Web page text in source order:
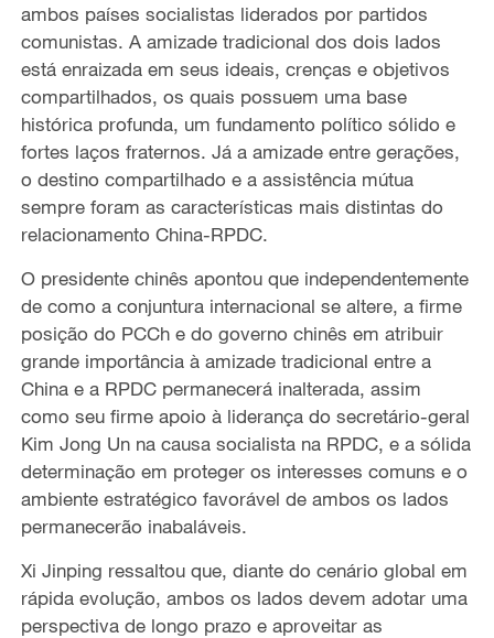
ambos países socialistas liderados por partidos
comunistas. A amizade tradicional dos dois lados
está enraizada em seus ideais, crenças e objetivos
compartilhados, os quais possuem uma base
histórica profunda, um fundamento político sólido e
fortes laços fraternos. Já a amizade entre gerações,
o destino compartilhado e a assistência mútua
sempre foram as características mais distintas do
relacionamento China-RPDC.
O presidente chinês apontou que independentemente
de como a conjuntura internacional se altere, a firme
posição do PCCh e do governo chinês em atribuir
grande importância à amizade tradicional entre a
China e a RPDC permanecerá inalterada, assim
como seu firme apoio à liderança do secretário-geral
Kim Jong Un na causa socialista na RPDC, e a sólida
determinação em proteger os interesses comuns e o
ambiente estratégico favorável de ambos os lados
permanecerão inabaláveis.
Xi Jinping ressaltou que, diante do cenário global em
rápida evolução, ambos os lados devem adotar uma
perspectiva de longo prazo e aproveitar as